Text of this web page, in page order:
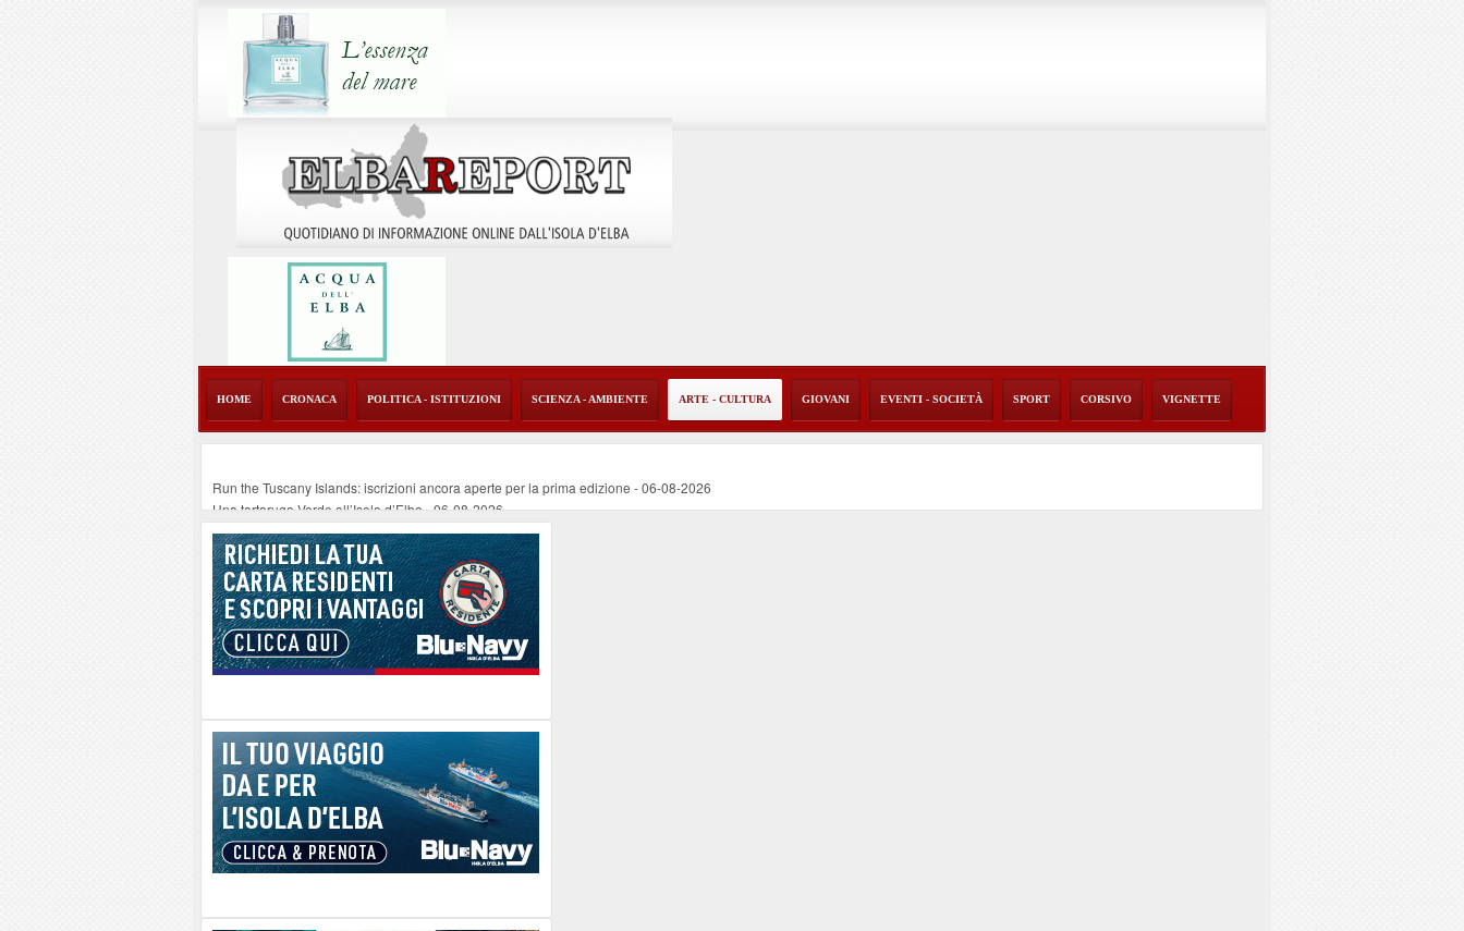
HOME CRONACA POLITICA - ISTITUZIONI SCIENZA - AMBIENTE ARTE - CULTURA GIOVANI EVENTI - SOCIETÀ SPORT CORSIVO VIGNETTE
Run the Tuscany Islands: iscrizioni ancora aperte per la prima edizione -06-08-2026
Una tartaruga Verde all’Isola d’Elba-06-08-2026
Furgone in fiamme a Capoliveri, illeso il conducente-06-08-2026
Campo: chiusura della biblioteca comunale in occasione del Santo Patrono
A Carpani si apre la Festa di Liberazione: il programma della prima serata